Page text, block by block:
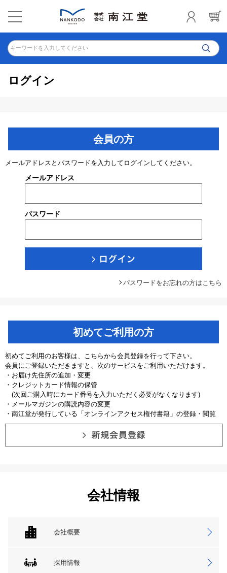
キーワードを入力してください
ログイン
会員の方
メールアドレスとパスワードを入力してログインしてください。
メールアドレス
パスワード
パスワードをお忘れの方はこちら
初めてご利用の方
初めてご利用のお客様は、こちらから会員登録を行って下さい。
会員にご登録いただきますと、次のサービスをご利用いただけます。
・お届け先住所の追加・変更
・クレジットカード情報の保管
(次回ご購入時にカード番号を入力いただく必要がなくなります)
・メールマガジンの購読内容の変更
・南江堂が発行している「オンラインアクセス権付書籍」の登録・閲覧
会社情報
会社概要
採用情報